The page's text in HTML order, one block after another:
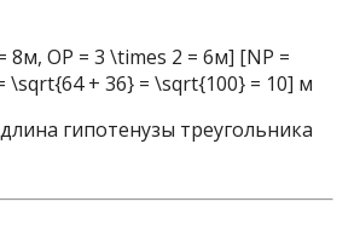
8м, OP = 3 \times 2 = 6м] [NP =
\sqrt{64 + 36} = \sqrt{100} = 10] м
гипотенузы треугольника